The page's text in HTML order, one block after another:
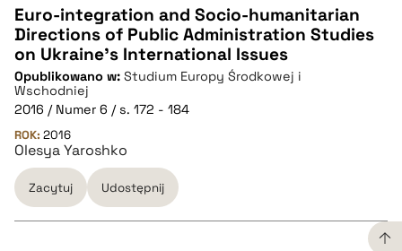
Euro-integration and Socio-humanitarian
Directions of Public Administration Studies
on Ukraine’s International Issues
Opublikowano w: Studium Europy Środkowej i
Wschodniej
2016 / Numer 6 / s. 172 - 184
ROK: 2016
Olesya Yaroshko
Zacytuj Udostępnij